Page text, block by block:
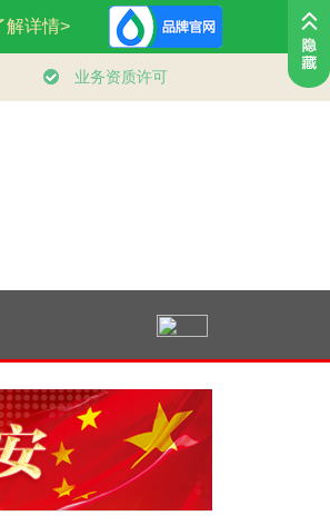
年，总书
身边这些
习近平总书记引
领“十五五”开局之年
中国经济破浪前行